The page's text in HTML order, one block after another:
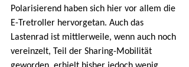
Polarisierend haben sich hier vor allem die
E-Tretroller hervorgetan. Auch das
Lastenrad ist mittlerweile, wenn auch noch
vereinzelt, Teil der Sharing-Mobilität